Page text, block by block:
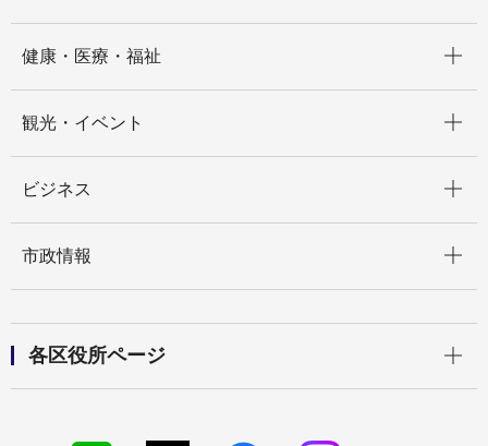
健康・医療・福祉
観光・イベント
ビジネス
市政情報
各区役所ページ